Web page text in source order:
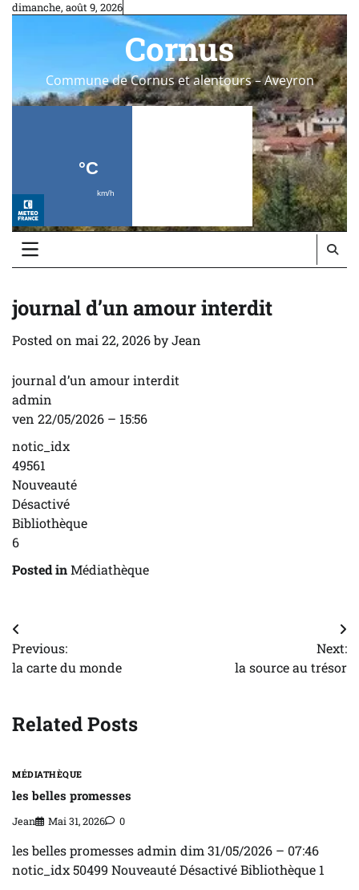
Skipdimanche, août 9, 2026
Cornus
Commune de Cornus et alentours – Aveyron
journal d’un amour interdit
Posted on mai 22, 2026byJean
journal d’un amour interdit
admin
ven 22/05/2026 – 15:56
notic_idx
49561
Nouveauté
Désactivé
Bibliothèque
6
Posted inMédiathèque
Navigation
de
Previous:
la carte du monde
Next:
la source au trésor
Related Posts
MÉDIATHÈQUE
les belles promesses
Jean Mai 31, 2026 0
les belles promesses admin dim 31/05/2026 – 07:46
notic_idx 50499 Nouveauté Désactivé Bibliothèque 1